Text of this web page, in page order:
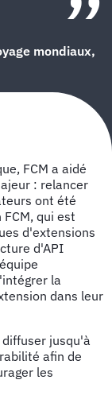
mondiaux,
FCM a aidé
: relancer
ont été
qui est
d'extensions
d'API
la
dans leur
jusqu'à
afin de
les